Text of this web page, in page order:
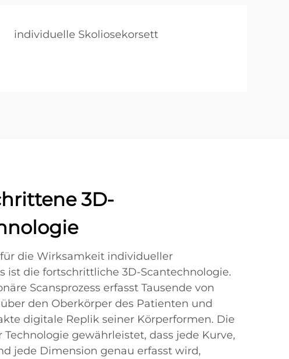
individuelle Skoliosekorsett
3D-
die Wirksamkeit individueller
ist die fortschrittliche 3D-Scantechnologie.
Scansprozess erfasst Tausende von
den Oberkörper des Patienten und
digitale Replik seiner Körperformen. Die
Technologie gewährleistet, dass jede Kurve,
jede Dimension genau erfasst wird,